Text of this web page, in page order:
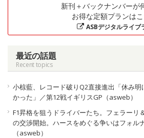
新刊＋バックナンバーが
お得な定額プランは
ASBデジタルライブ
最近の話題
Recent topics
小椋藍、レコード破りQ2直接進出「休み明
かった」／第12戦イギリスGP（asweb）
F1昇格を狙うドライバーたち。フェラーリ
の交渉開始。ハースをめぐる争いはフォル
（asweb）